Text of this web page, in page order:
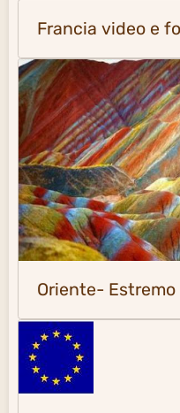
Francia video e
Oriente- Estremo